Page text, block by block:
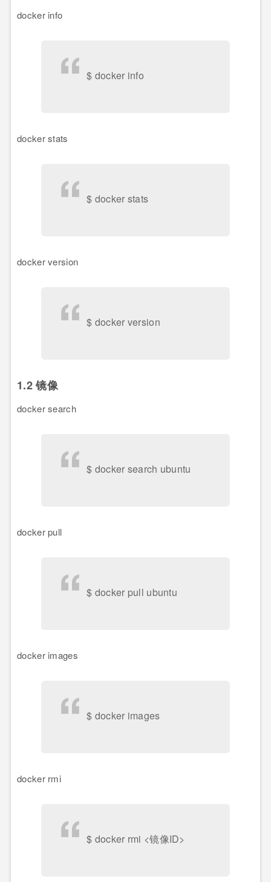
docker info
$ docker info
docker stats
$ docker stats
docker version
$ docker version
1.2 镜像
docker search
$ docker search ubuntu
docker pull
$ docker pull ubuntu
docker images
$ docker images
docker rmi
$ docker rmi <镜像ID>